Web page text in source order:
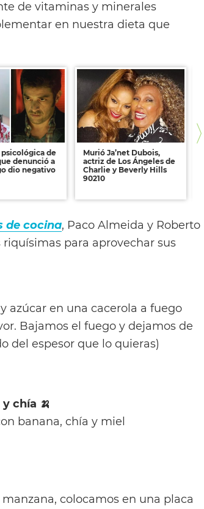
de vitaminas y minerales
en nuestra dieta que
psicológica de
denunció a
dio negativo
Murió Ja’net Dubois,
actriz de Los Ángeles de
Charlie y Beverly Hills
90210
de cocina, Paco Almeida y Roberto
para aprovechar sus
azúcar en una cacerola a fuego
Bajamos el fuego y dejamos de
del espesor que lo quieras)
chía 🍌
banana, chía y miel
colocamos en una placa